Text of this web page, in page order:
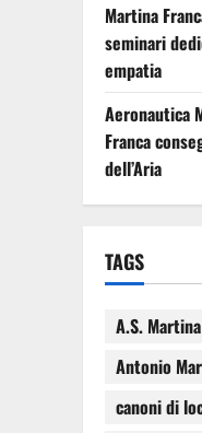
Martina
seminari
empatia
Aeronautica
Franca
dell’Aria
TAGS
A.S.
Antonio
canoni di